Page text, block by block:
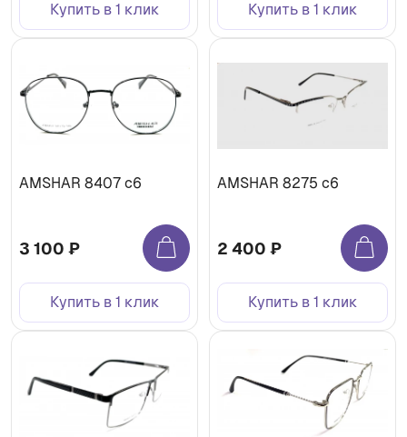
Купить в 1 клик Купить в 1 клик
AMSHAR 8407 c6
3 100 ₽
Купить в 1 клик
AMSHAR 8275 c6
2 400 ₽
Купить в 1 клик